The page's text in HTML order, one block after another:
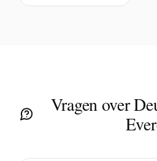
Vragen over